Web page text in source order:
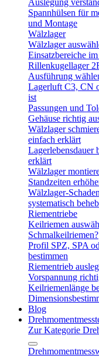
Auslegung
Spannhülsen für
und Montage
Wälzlager
Wälzlager
Einsatzbereiche
Rillenkugellager
Ausführung
Lagerluft C3, CN
ist
Passungen und
Gehäuse richtig
Wälzlager
einfach erklärt
Lagerlebensdauer
erklärt
Wälzlager
Standzeiten
Wälzlager-
systematisch
Riementriebe
Keilriemen
Schmalkeilriemen?
Profil SPZ, SPA
bestimmen
Riementrieb
Vorspannung
Keilriemenlänge
Blog
Zur Kategorie